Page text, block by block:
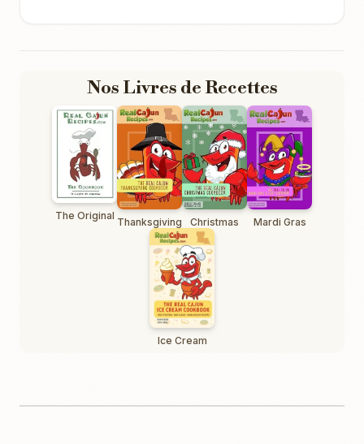
Nos Livres de Recettes
The Original Thanksgiving Christmas Mardi Gras
Ice Cream